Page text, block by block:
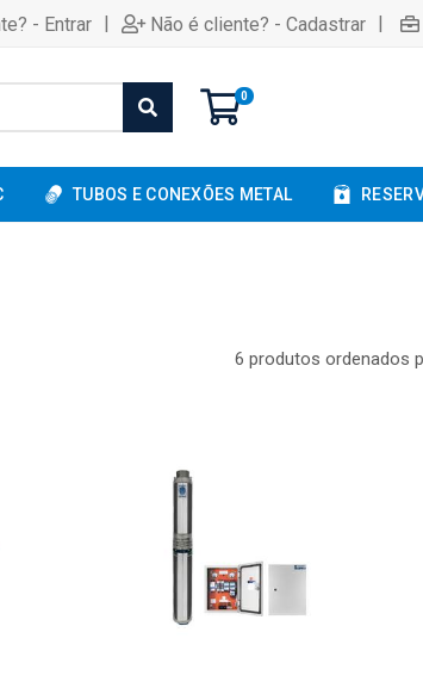
- Entrar | Não é cliente? - Cadastrar |
0
TUBOS E CONEXÕES METAL
6 produtos ordenados